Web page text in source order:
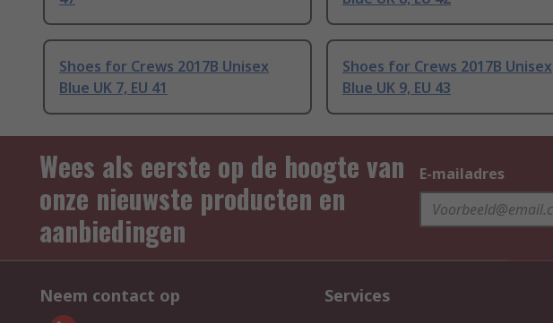
Shoes for Crews 2017B Unisex
Blue UK 7, EU 41
Shoes for Crews 2017B Unisex
Blue UK 9, EU 43
Wees als eerste op de hoogte van
onze nieuwste producten en
aanbiedingen
E-mailadres
Neem contact op Services